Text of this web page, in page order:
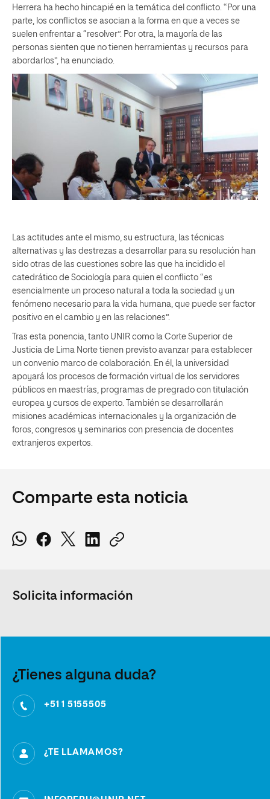
Herrera ha hecho hincapié en la temática del conflicto. “Por una
parte, los conflictos se asocian a la forma en que a veces se
suelen enfrentar a “resolver”. Por otra, la mayoría de las
personas sienten que no tienen herramientas y recursos para
abordarlos”, ha enunciado.
Las actitudes ante el mismo, su estructura, las técnicas
alternativas y las destrezas a desarrollar para su resolución han
sido otras de las cuestiones sobre las que ha incidido el
catedrático de Sociología para quien el conflicto “es
esencialmente un proceso natural a toda la sociedad y un
fenómeno necesario para la vida humana, que puede ser factor
positivo en el cambio y en las relaciones”.
Tras esta ponencia, tanto UNIR como la Corte Superior de
Justicia de Lima Norte tienen previsto avanzar para establecer
un convenio marco de colaboración. En él, la universidad
apoyará los procesos de formación virtual de los servidores
públicos en maestrías, programas de pregrado con titulación
europea y cursos de experto. También se desarrollarán
misiones académicas internacionales y la organización de
foros, congresos y seminarios con presencia de docentes
extranjeros expertos.
Comparte esta noticia
Solicita información
¿Tienes alguna duda?
+51 1 5155505
¿TE LLAMAMOS?